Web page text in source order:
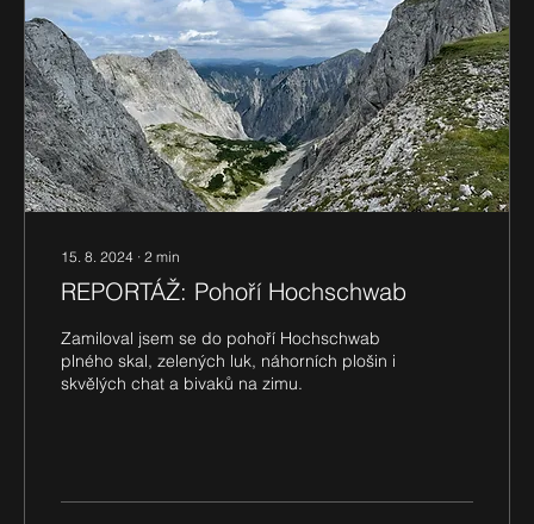
15. 8. 2024 ∙ 2 min
REPORTÁŽ: Pohoří Hochschwab
Zamiloval jsem se do pohoří Hochschwab
plného skal, zelených luk, náhorních plošin i
skvělých chat a bivaků na zimu.